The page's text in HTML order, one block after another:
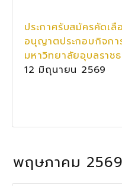
ประกาศรับสมัครคัดเ
อนุญาตประกอบกิจก
มหาวิทยาลัยอุบลราช
12 มิถุนายน 2569
พฤษภาคม 2569